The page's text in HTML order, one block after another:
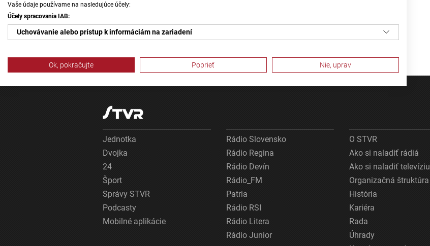
Vaše údaje používame na nasledujúce účely:
Účely spracovania IAB:
Uchovávanie alebo prístup k informáciám na zariadení
Vytvoriť profily pre personalizovanú reklamu
Vytvoriť profily na prispôsobenie obsahu
Použiť profily na výber prispôsobeného obsahu
Meranie výkonnosti reklamy
Meranie výkonnosti obsahu
Pochopiť cieľové skupiny na základe štatistík alebo spájania údajov z rôznych zdrojov
Vývoj a zlepšovanie služieb
Ok, pokračujte Poprieť Nie, uprav
Jednotka
Dvojka
24
Šport
Správy STVR
Podcasty
Mobilné aplikácie
Rádio Slovensko
Rádio Regina
Rádio Devín
Rádio_FM
Patria
Rádio RSI
Rádio Litera
Rádio Junior
O STVR
Ako si naladiť rádiá
Ako si naladiť televíziu
Organizačná štruktúra
História
Kariéra
Rada
Úhrady